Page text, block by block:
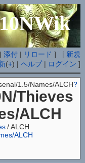
添付 | リロード ] [ 新規
(+) |ヘルプ| ログイン ]
Thieves
ALCH
1.5/Names/ALCH?
/ALCH
ALCH